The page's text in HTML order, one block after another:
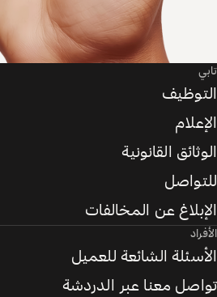
تابي
التوظيف
الإعلام
الوثائق القانونية
للتواصل
الإبلاغ عن المخالفات
الأفراد
الأسئلة الشائعة للعميل
تواصل معنا عبر الدردشة